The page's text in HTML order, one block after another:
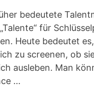
bedeutete
für
Heute bedeutet
zu screenen, ob
ausleben. Man
…